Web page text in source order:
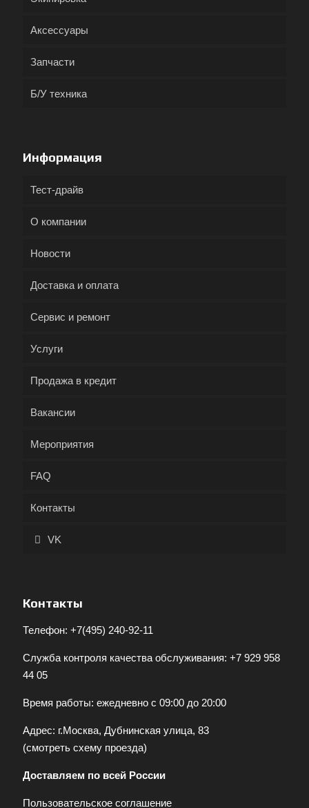
Аксессуары
Запчасти
Б/У техника
Информация
Тест-драйв
О компании
Новости
Доставка и оплата
Сервис и ремонт
Услуги
Продажа в кредит
Вакансии
Мероприятия
FAQ
Контакты
VK
Контакты
Телефон: +7(495) 240-92-11
Служба контроля качества обслуживания: +7 929 958
44 05
Время работы: ежедневно с 09:00 до 20:00
Адрес: г.Москва, Дубнинская улица, 83
(смотреть схему проезда)
Доставляем по всей России
Пользовательское соглашение